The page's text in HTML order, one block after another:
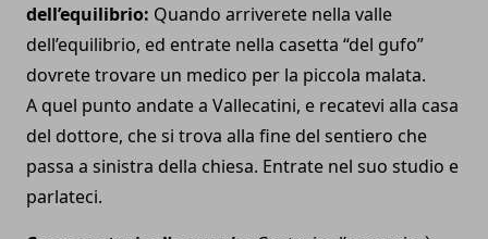
dell’equilibrio: Quando arriverete nella valle
dell’equilibrio, ed entrate nella casetta “del gufo”
dovrete trovare un medico per la piccola malata.
A quel punto andate a Vallecatini, e recatevi alla casa
del dottore, che si trova alla fine del sentiero che
passa a sinistra della chiesa. Entrate nel suo studio e
parlateci.